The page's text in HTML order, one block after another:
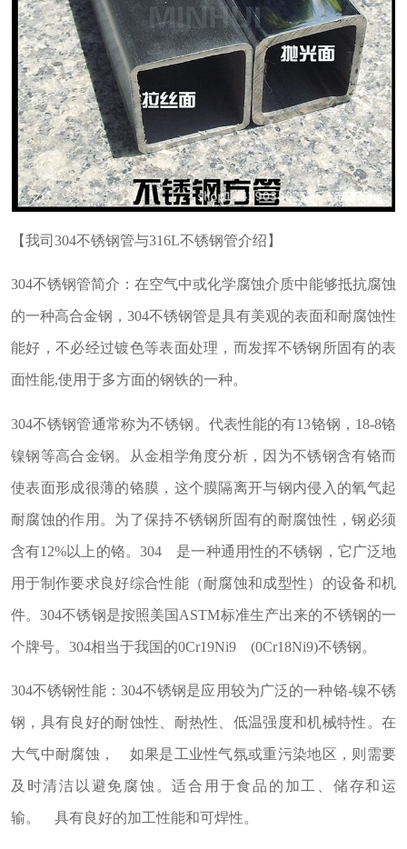
【我司304不锈钢管与316L不锈钢管介绍】
304不锈钢管简介：在空气中或化学腐蚀介质中能够抵抗腐蚀
的一种高合金钢，304不锈钢管是具有美观的表面和耐腐蚀性
能好，不必经过镀色等表面处理，而发挥不锈钢所固有的表
面性能,使用于多方面的钢铁的一种。
304不锈钢管通常称为不锈钢。代表性能的有13铬钢，18-8铬
镍钢等高合金钢。从金相学角度分析，因为不锈钢含有铬而
使表面形成很薄的铬膜，这个膜隔离开与钢内侵入的氧气起
耐腐蚀的作用。为了保持不锈钢所固有的耐腐蚀性，钢必须
含有12%以上的铬。304 是一种通用性的不锈钢，它广泛地
用于制作要求良好综合性能（耐腐蚀和成型性）的设备和机
件。304不锈钢是按照美国ASTM标准生产出来的不锈钢的一
个牌号。304相当于我国的0Cr19Ni9 (0Cr18Ni9)不锈钢。
304不锈钢性能：304不锈钢是应用较为广泛的一种铬-镍不锈
钢，具有良好的耐蚀性、耐热性、低温强度和机械特性。在
大气中耐腐蚀， 如果是工业性气氛或重污染地区，则需要
及时清洁以避免腐蚀。适合用于食品的加工、储存和运
输。 具有良好的加工性能和可焊性。